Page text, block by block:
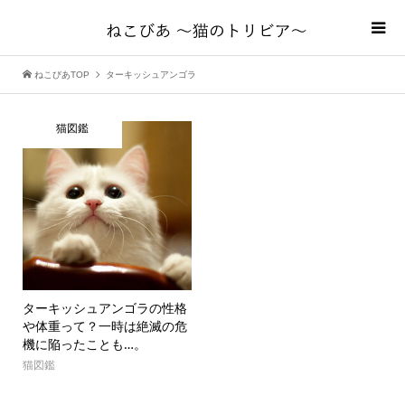
ねこびあTOP ターキッシュアンゴラ
猫図鑑
ターキッシュアンゴラの性格
や体重って？一時は絶滅の危
機に陥ったことも…。
猫図鑑